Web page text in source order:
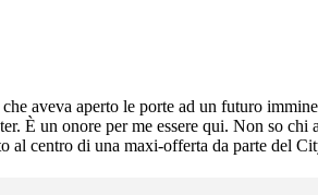
aveva aperto le porte ad un futuro
È un onore per me essere qui. Non so
centro di una maxi-offerta da parte del